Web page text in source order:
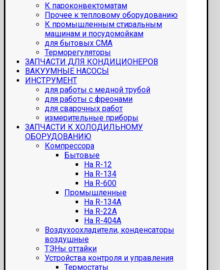
К пароконвектоматам
Прочее к тепловому оборудованию
К промышленным стиральным
машинам и посудомойкам
для бытовых СМА
Терморегуляторы
ЗАПЧАСТИ ДЛЯ КОНДИЦИОНЕРОВ
ВАКУУМНЫЕ НАСОСЫ
ИНСТРУМЕНТ
для работы с медной трубой
для работы с фреонами
для сварочных работ
измерительные приборы
ЗАПЧАСТИ К ХОЛОДИЛЬНОМУ
ОБОРУДОВАНИЮ
Компрессора
Бытовые
На R-12
На R-134
На R-600
Промышленные
На R-134A
На R-22A
На R-404A
Воздухоохладители, конденсаторы
воздушные
ТЭНы оттайки
Устройства контроля и управления
Термостаты